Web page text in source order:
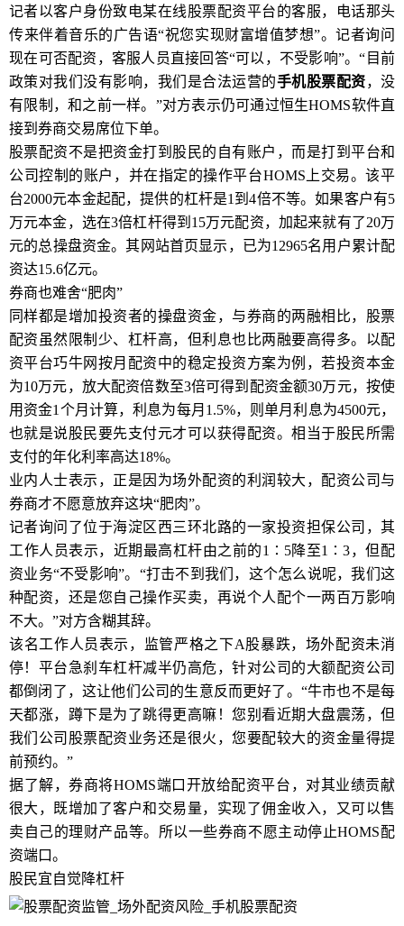
记者以客户身份致电某在线股票配资平台的客服，电话那头
传来伴着音乐的广告语“祝您实现财富增值梦想”。记者询问
现在可否配资，客服人员直接回答“可以，不受影响”。“目前
政策对我们没有影响，我们是合法运营的手机股票配资，没
有限制，和之前一样。”对方表示仍可通过恒生HOMS软件直
接到券商交易席位下单。
股票配资不是把资金打到股民的自有账户，而是打到平台和
公司控制的账户，并在指定的操作平台HOMS上交易。该平
台2000元本金起配，提供的杠杆是1到4倍不等。如果客户有5
万元本金，选在3倍杠杆得到15万元配资，加起来就有了20万
元的总操盘资金。其网站首页显示，已为12965名用户累计配
资达15.6亿元。
券商也难舍“肥肉”
同样都是增加投资者的操盘资金，与券商的两融相比，股票
配资虽然限制少、杠杆高，但利息也比两融要高得多。以配
资平台巧牛网按月配资中的稳定投资方案为例，若投资本金
为10万元，放大配资倍数至3倍可得到配资金额30万元，按使
用资金1个月计算，利息为每月1.5%，则单月利息为4500元，
也就是说股民要先支付元才可以获得配资。相当于股民所需
支付的年化利率高达18%。
业内人士表示，正是因为场外配资的利润较大，配资公司与
券商才不愿意放弃这块“肥肉”。
记者询问了位于海淀区西三环北路的一家投资担保公司，其
工作人员表示，近期最高杠杆由之前的1∶5降至1∶3，但配
资业务“不受影响”。“打击不到我们，这个怎么说呢，我们这
种配资，还是您自己操作买卖，再说个人配个一两百万影响
不大。”对方含糊其辞。
该名工作人员表示，监管严格之下A股暴跌，场外配资未消
停！平台急刹车杠杆减半仍高危，针对公司的大额配资公司
都倒闭了，这让他们公司的生意反而更好了。“牛市也不是每
天都涨，蹲下是为了跳得更高嘛！您别看近期大盘震荡，但
我们公司股票配资业务还是很火，您要配较大的资金量得提
前预约。”
据了解，券商将HOMS端口开放给配资平台，对其业绩贡献
很大，既增加了客户和交易量，实现了佣金收入，又可以售
卖自己的理财产品等。所以一些券商不愿主动停止HOMS配
资端口。
股民宜自觉降杠杆